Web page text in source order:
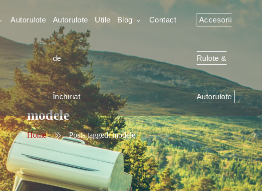
Autorulote Autorulote
de
Închiriat
Utile Blog Contact Accesorii
Rulote &
Autorulote
modele
Home Posts tagged: modele